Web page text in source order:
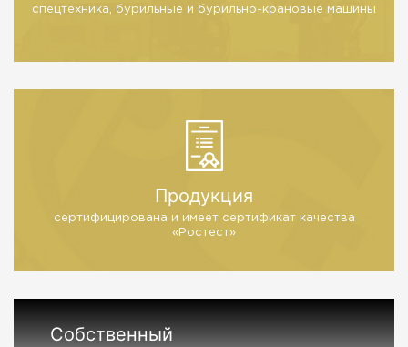
спецтехника, бурильные и бурильно-крановые машины
Продукция
сертифицирована и имеет сертификат качества
«Ростест»
Собственный